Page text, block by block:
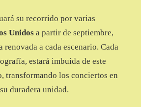
su recorrido por varias
Unidos a partir de septiembre,
renovada a cada escenario. Cada
estará imbuida de este
transformando los conciertos en
duradera unidad.